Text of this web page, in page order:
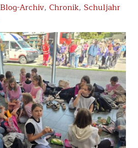
Blog-Archiv, Chronik, Schuljahr